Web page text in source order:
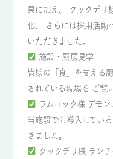
果に加え、 クックデリ
化、 さらには採用活動
いただきました。
施設・厨房見学
皆様の「食」を支える
されている現場を ご覧
ラムロック様 デモ
当施設でも導入してい
きました。
クックデリ様 ラン